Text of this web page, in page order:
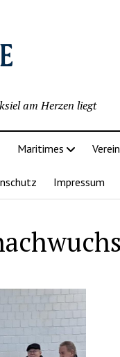
am Herzen liegt
Maritimes
Impressum